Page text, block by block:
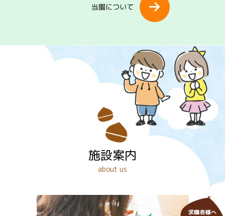
当園について
施設案内
about us